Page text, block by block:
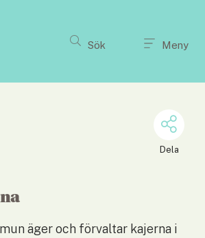
Sök Meny
Dela
äger och förvaltar kajerna i